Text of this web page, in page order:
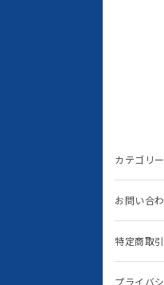
カテゴリ
お問い合
特定商取
プライバ